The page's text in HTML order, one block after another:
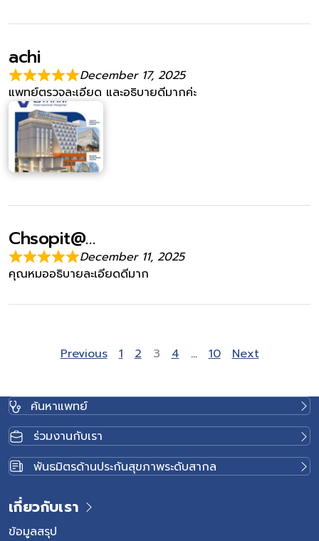
achi
December 17, 2025
แพทย์ตรวจละเอียด และอธิบายดีมากค่ะ
Chsopit@…
December 11, 2025
คุณหมออธิบายละเอียดดีมาก
Site Reviews navigation
Previous Page
1 Page
2 Page
3 Page
4 … Page
10 Next
ค้นหาแพทย์
ร่วมงานกับเรา
พันธมิตรด้านประกันสุขภาพระดับสากล
เกี่ยวกับเรา
ข้อมูลสรุป